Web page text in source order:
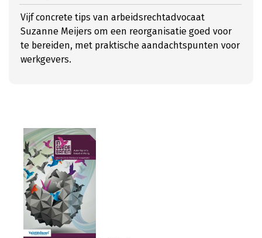
Vijf concrete tips van arbeidsrechtadvocaat
Suzanne Meijers om een reorganisatie goed voor
te bereiden, met praktische aandachtspunten voor
werkgevers.